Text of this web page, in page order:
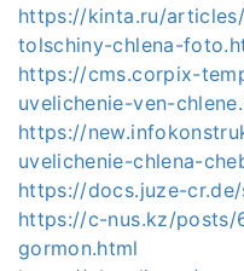
https://kinta.ru/
tolschiny-chlena-
https://cms.corpix-
uvelichenie-ven-
https://
uvelichenie-chlena-
https://docs.juze-cr.de/
https://c-nus.kz/posts/
gormon.html